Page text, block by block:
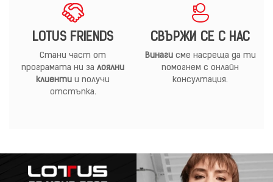
LOTUS FRIENDS
Стани част от
програмата ни за лоялни
клиенти и получи
отстъпка.
СВЪРЖИ СЕ С НАС
Винагисме насреща да ти
помогнем с онлайн
консултация.